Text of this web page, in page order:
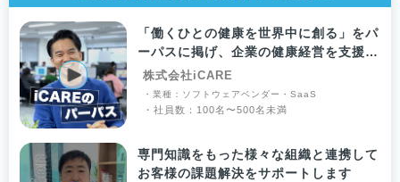
「働くひとの健康を世界中に創る」をパ
ーパスに掲げ、企業の健康経営を支援し
ています
株式会社iCARE
・業種：ソフトウェアベンダー・SaaS
・社員数：100名〜500名未満
専門知識をもった様々な組織と連携して
お客様の課題解決をサポートします